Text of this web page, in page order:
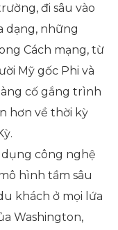
đi sâu vào
dạng, những
Cách mạng, từ
Mỹ gốc Phi và
cố gắng trình
hơn về thời kỳ
dụng công nghệ
hình tầm sâu
khách ở mọi lứa
Washington,